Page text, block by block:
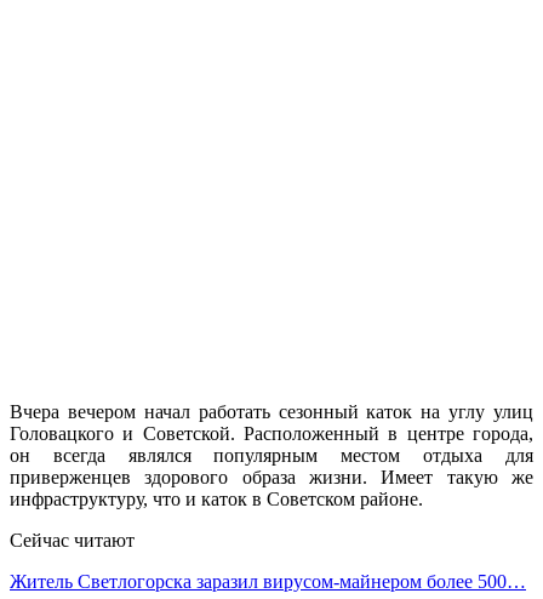
Вчера вечером начал работать сезонный каток на углу улиц
Головацкого и Советской. Расположенный в центре города,
он всегда являлся популярным местом отдыха для
приверженцев здорового образа жизни. Имеет такую же
инфраструктуру, что и каток в Советском районе.
Сейчас читают
Житель Светлогорска заразил вирусом-майнером более 500…